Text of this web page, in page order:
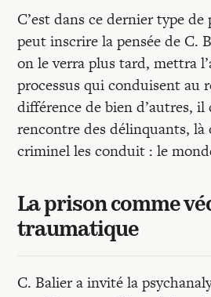
C’est dans ce dernier type de
peut inscrire la pensée de C.
on le verra plus tard, mettra
processus qui conduisent au
différence de bien d’autres, il
rencontre des délinquants, là
criminel les conduit : le
La prison comme
traumatique
C. Balier a invité la